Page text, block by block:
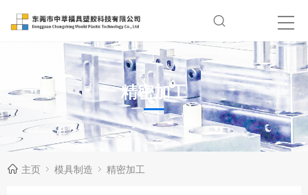
精密加工
主页 模具制造 精密加工